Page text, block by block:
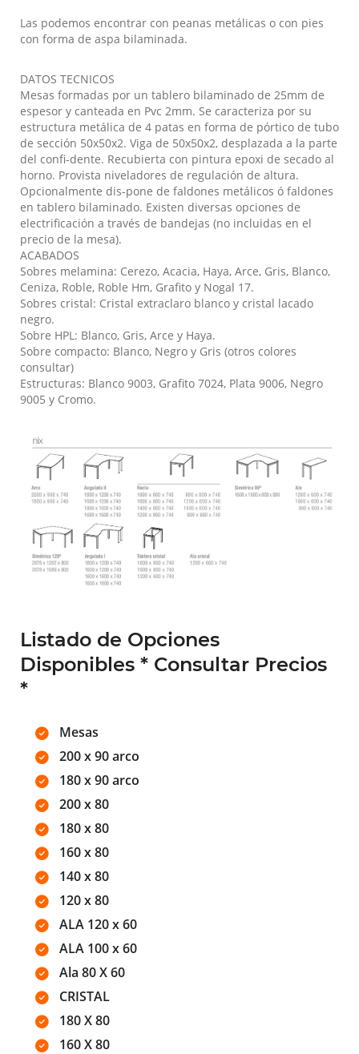
Las podemos encontrar con peanas metálicas o con pies
con forma de aspa bilaminada.
DATOS TECNICOS
Mesas formadas por un tablero bilaminado de 25mm de
espesor y canteada en Pvc 2mm. Se caracteriza por su
estructura metálica de 4 patas en forma de pórtico de tubo
de sección 50x50x2. Viga de 50x50x2, desplazada a la parte
del confi-dente. Recubierta con pintura epoxi de secado al
horno. Provista niveladores de regulación de altura.
Opcionalmente dis-pone de faldones metálicos ó faldones
en tablero bilaminado. Existen diversas opciones de
electrificación a través de bandejas (no incluidas en el
precio de la mesa).
ACABADOS
Sobres melamina: Cerezo, Acacia, Haya, Arce, Gris, Blanco,
Ceniza, Roble, Roble Hm, Grafito y Nogal 17.
Sobres cristal: Cristal extraclaro blanco y cristal lacado
negro.
Sobre HPL: Blanco, Gris, Arce y Haya.
Sobre compacto: Blanco, Negro y Gris (otros colores
consultar)
Estructuras: Blanco 9003, Grafito 7024, Plata 9006, Negro
9005 y Cromo.
Listado de Opciones
Disponibles * Consultar Precios
*
Mesas
200 x 90 arco
180 x 90 arco
200 x 80
180 x 80
160 x 80
140 x 80
120 x 80
ALA 120 x 60
ALA 100 x 60
Ala 80 X 60
CRISTAL
180 X 80
160 X 80